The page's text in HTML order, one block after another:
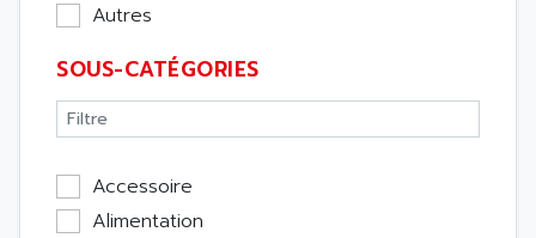
Autres
SOUS-CATÉGORIES
Accessoire
Alimentation